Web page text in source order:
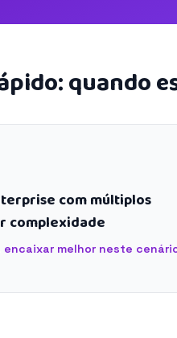
quando
com múltiplos
complexidade
encaixar melhor neste